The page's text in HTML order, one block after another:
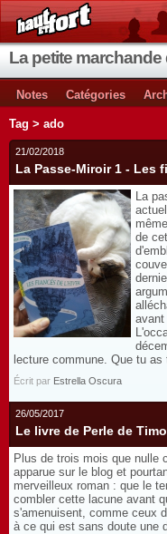
La petite marchande
Notes Catégories
Tag > ado
21/02/2018
La Passe-Miroir 1 - Les
La
de
avant
lecture commune. Que tu as
Écrit par Estrella Oscura
26/05/2017
Le livre de Perle de
Plus de trois mois que nulle
apparue sur le blog et
merveilleux roman : que le
combler cette lacune avant
s'amenuisent, comme ceux
à ce qui est sans doute une